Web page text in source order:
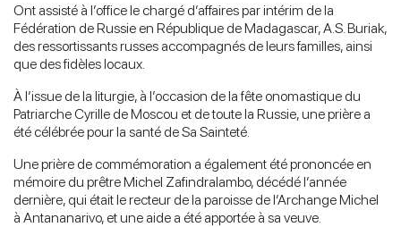
Ont assisté à l’office le chargé d’affaires par intérim de la
Fédération de Russie en République de Madagascar, A.S. Buriak,
des ressortissants russes accompagnés de leurs familles, ainsi
que des fidèles locaux.
À l’issue de la liturgie, à l’occasion de la fête onomastique du
Patriarche Cyrille de Moscou et de toute la Russie, une prière a
été célébrée pour la santé de Sa Sainteté.
Une prière de commémoration a également été prononcée en
mémoire du prêtre Michel Zafindralambo, décédé l’année
dernière, qui était le recteur de la paroisse de l’Archange Michel
à Antananarivo, et une aide a été apportée à sa veuve.